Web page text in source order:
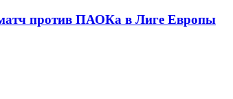
против ПАОКа в Лиге Европы